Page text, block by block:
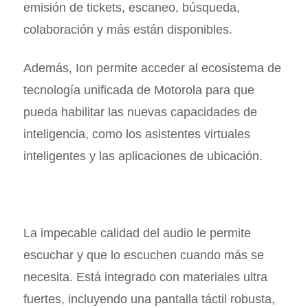
emisión de tickets, escaneo, búsqueda,
colaboración y más están disponibles.
Además, Ion permite acceder al ecosistema de
tecnología unificada de Motorola para que
pueda habilitar las nuevas capacidades de
inteligencia, como los asistentes virtuales
inteligentes y las aplicaciones de ubicación.
La impecable calidad del audio le permite
escuchar y que lo escuchen cuando más se
necesita. Está integrado con materiales ultra
fuertes, incluyendo una pantalla táctil robusta,